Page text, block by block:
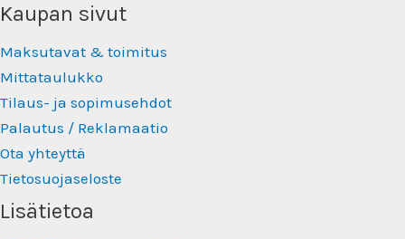
Kaupan sivut
Maksutavat & toimitus
Mittataulukko
Tilaus- ja sopimusehdot
Palautus / Reklamaatio
Ota yhteyttä
Tietosuojaseloste
Lisätietoa